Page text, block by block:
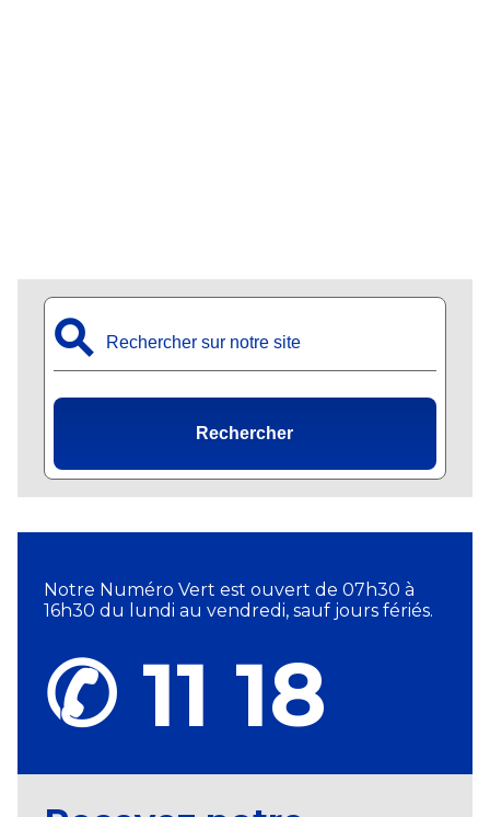
⚲
Rechercher
Notre Numéro Vert est ouvert de 07h30 à
16h30 du lundi au vendredi, sauf jours fériés.
✆ 11 18